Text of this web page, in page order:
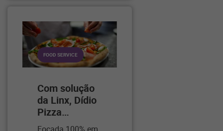
FOOD SERVICE
Com solução
da Linx, Dídio
Pizza…